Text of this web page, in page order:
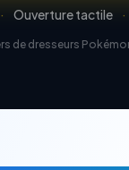
· Ouverture tactile ·
de dresseurs